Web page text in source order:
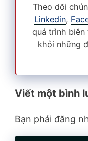
Theo dõi
Linkedin,
quá trình
khỏi những
Viết một bình
Bạn phải đăng